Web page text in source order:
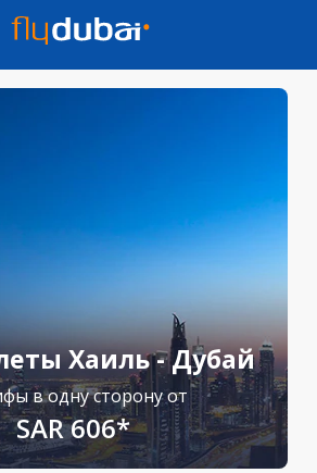
Хаиль - Дубай
в одну сторону от
SAR 606*